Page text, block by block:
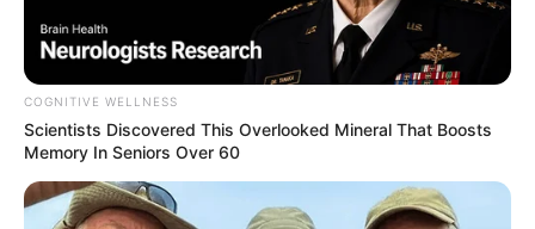
COGNITIVE WELLNESS
Scientists Discovered This Overlooked Mineral That Boosts
Memory In Seniors Over 60